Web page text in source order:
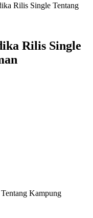
Rilis Single Tentang
Rilis Single
Kampung